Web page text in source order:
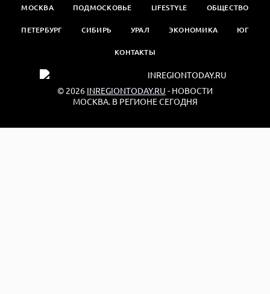
МОСКВА ПОДМОСКОВЬЕ LIFESTYLE ОБЩЕСТВО
ПЕТЕРБУРГ СИБИРЬ УРАЛ ЭКОНОМИКА ЮГ
КОНТАКТЫ
© 2026 INREGIONTODAY.RU - НОВОСТИ
МОСКВА. В РЕГИОНЕ СЕГОДНЯ